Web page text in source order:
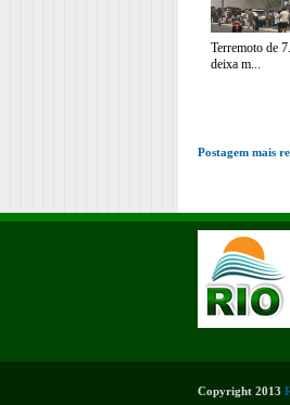
Terremoto de
deixa m...
Postagem mais
Copyright 2013